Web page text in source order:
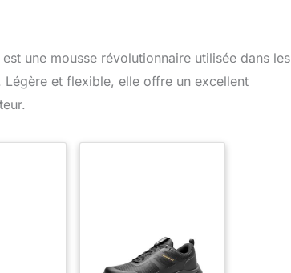
une mousse révolutionnaire utilisée dans les
Légère et flexible, elle offre un excellent